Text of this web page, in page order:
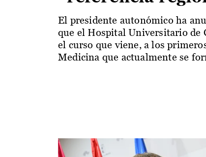
El presidente autonómico ha
que el Hospital Universitario de
el curso que viene, a los
Medicina que actualmente se